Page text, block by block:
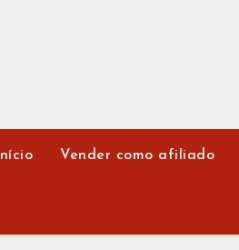
Início Vender como afiliado